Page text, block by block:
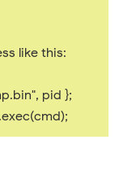
like this:
pid };